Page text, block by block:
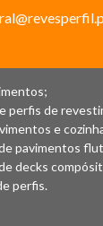
perfis de
e
pavimentos
decks
perfis.